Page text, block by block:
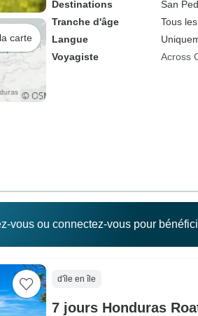
carte
Destinations
San
Tranche d'âge
Tous
Langue
Voyagiste
Across
vous ou connectez-vous pour
d'île en île
7 jours Honduras